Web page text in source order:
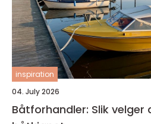
inspiration
04. July 2026
Båtforhandler: Slik